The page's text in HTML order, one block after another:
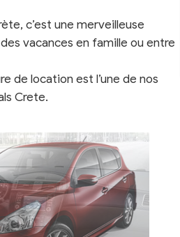
c’est une merveilleuse
vacances en famille ou entre
de location est l’une de nos
Crete.